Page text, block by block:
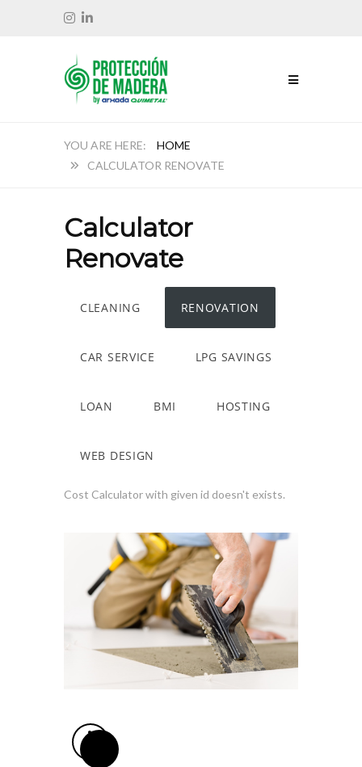
HOME
CALCULATOR RENOVATE
Calculator
Renovate
CLEANING RENOVATION
CAR SERVICE LPG SAVINGS
LOAN BMI HOSTING
WEB DESIGN
Cost Calculator with given id doesn't exists.